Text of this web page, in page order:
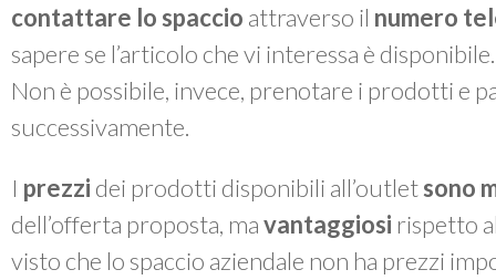
contattare lo spaccio attraverso il numero
sapere se l’articolo che vi interessa è disponibile.
Non è possibile, invece, prenotare i prodotti e
successivamente.
I prezzi dei prodotti disponibili all’outletsono
dell’offerta proposta, mavantaggiosi rispetto
visto che lo spaccio aziendale non ha prezzi